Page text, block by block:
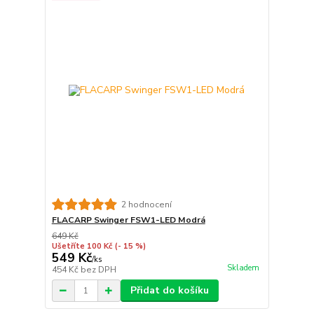
2 hodnocení
FLACARP Swinger FSW1-LED Modrá
649 Kč
Ušetříte 100 Kč (- 15 %)
549 Kč/ks
454 Kč bez DPH Skladem
Přidat do košíku